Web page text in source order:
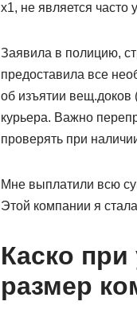
х1, не является часто
Заявила в полицию,
предоставила все
об изъятии вещ.доков
курьера. Важно
проверять при
Мне выплатили всю
Этой компании я
Каско
размер